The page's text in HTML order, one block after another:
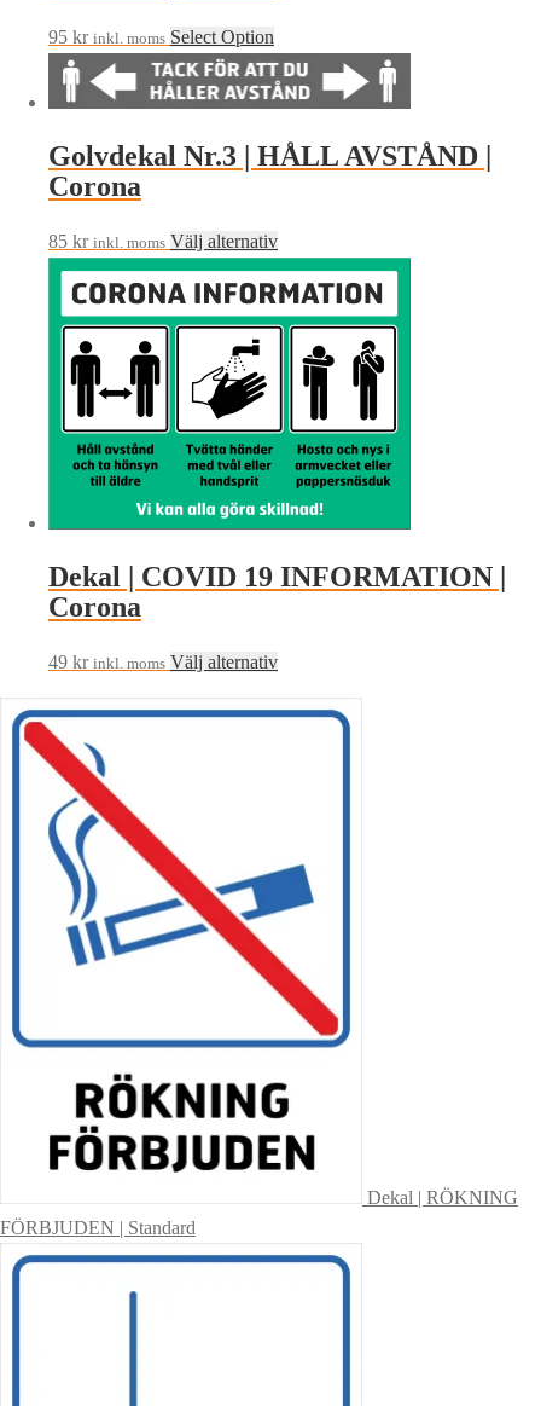
95 kr inkl. moms Select Option
Golvdekal Nr.3 | HÅLL AVSTÅND |
Corona
85 kr inkl. moms Välj alternativDen
här
produkten
har
flera
varianter.
olika
alternativen
kan
på
Dekal | COVID 19 INFORMATION |
Corona
49 kr inkl. moms Välj alternativDen
produkten
olika
alternativen
väljas
på
produktsidan
Dekal | RÖKNING
FÖRBJUDEN | Standard